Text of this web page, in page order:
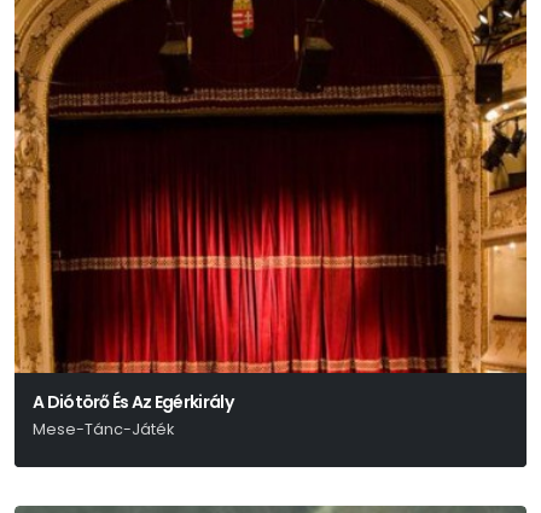
A Diótörő És Az Egérkirály
Mese-Tánc-Játék